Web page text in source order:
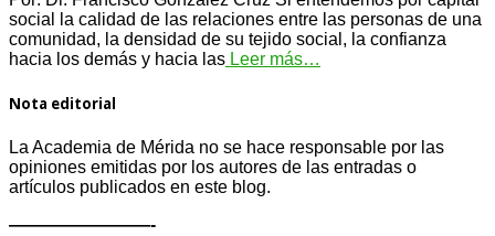
social la calidad de las relaciones entre las personas de una
comunidad, la densidad de su tejido social, la confianza
hacia los demás y hacia las Leer más…
Nota editorial
La Academia de Mérida no se hace responsable por las
opiniones emitidas por los autores de las entradas o
artículos publicados en este blog.
————————-